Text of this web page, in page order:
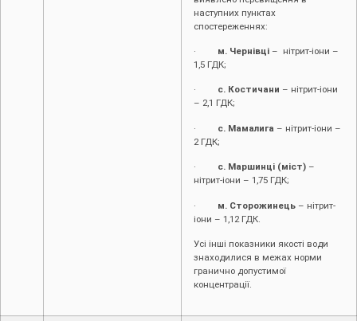
наступних пунктах
спостереженнях:
· м. Чернівці – нітрит-іони –
1,5 ГДК;
· с. Костичани – нітрит-іони
– 2,1 ГДК;
· с. Мамалига – нітрит-іони –
2 ГДК;
· с. Маршинці (міст) –
нітрит-іони – 1,75 ГДК;
· м. Сторожинець – нітрит-
іони – 1,12 ГДК.
Усі інші показники якості води
знаходилися в межах норми
гранично допустимої
концентрації.